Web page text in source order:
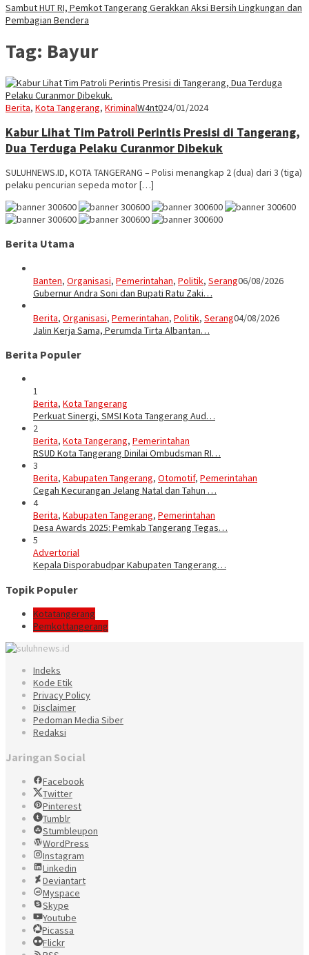
Sambut HUT RI, Pemkot Tangerang Gerakkan Aksi Bersih Lingkungan dan
Pembagian Bendera
Tag: Bayur
Berita, Kota Tangerang, KriminalW4nt024/01/2024
Kabur Lihat Tim Patroli Perintis Presisi di Tangerang,
Dua Terduga Pelaku Curanmor Dibekuk
SULUHNEWS.ID, KOTA TANGERANG – Polisi menangkap 2 (dua) dari 3 (tiga)
pelaku pencurian sepeda motor […]
Berita Utama
Banten, Organisasi, Pemerintahan, Politik, Serang06/08/2026
Gubernur Andra Soni dan Bupati Ratu Zaki…
Berita, Organisasi, Pemerintahan, Politik, Serang04/08/2026
Jalin Kerja Sama, Perumda Tirta Albantan…
Berita Populer
1
Berita, Kota Tangerang
Perkuat Sinergi, SMSI Kota Tangerang Aud…
2
Berita, Kota Tangerang, Pemerintahan
RSUD Kota Tangerang Dinilai Ombudsman RI…
3
Berita, Kabupaten Tangerang, Otomotif, Pemerintahan
Cegah Kecurangan Jelang Natal dan Tahun …
4
Berita, Kabupaten Tangerang, Pemerintahan
Desa Awards 2025: Pemkab Tangerang Tegas…
5
Advertorial
Kepala Disporabudpar Kabupaten Tangerang…
Topik Populer
Kotatangerang
Pemkottangerang
Indeks
Kode Etik
Privacy Policy
Disclaimer
Pedoman Media Siber
Redaksi
Jaringan Social
Facebook
Twitter
Pinterest
Tumblr
Stumbleupon
WordPress
Instagram
Linkedin
Deviantart
Myspace
Skype
Youtube
Picassa
Flickr